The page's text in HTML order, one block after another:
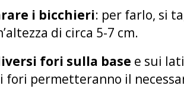
i bicchieri: per farlo, si
di circa 5-7 cm.
fori sulla base e sui
fori permetteranno il